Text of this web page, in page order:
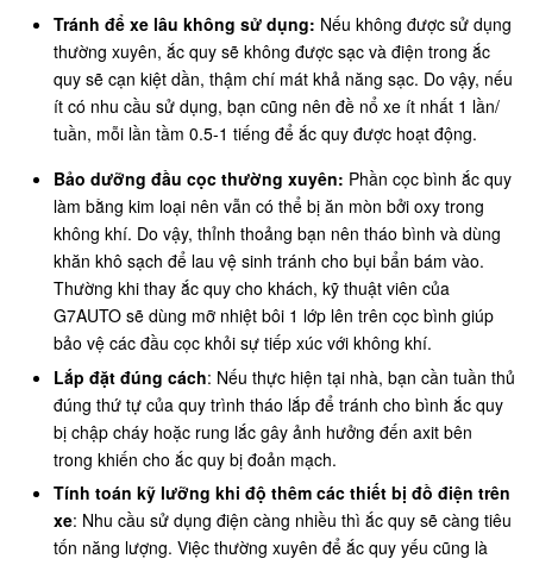
Tránh để xe lâu không sử dụng: Nếu không được sử dụng
thường xuyên, ắc quy sẽ không được sạc và điện trong ắc
quy sẽ cạn kiệt dần, thậm chí mát khả năng sạc. Do vậy, nếu
ít có nhu cầu sử dụng, bạn cũng nên đề nổ xe ít nhất 1 lần/
tuần, mỗi lần tầm 0.5-1 tiếng để ắc quy được hoạt động.
Bảo dưỡng đầu cọc thường xuyên: Phần cọc bình ắc quy
làm bằng kim loại nên vẫn có thể bị ăn mòn bởi oxy trong
không khí. Do vậy, thỉnh thoảng bạn nên tháo bình và dùng
khăn khô sạch để lau vệ sinh tránh cho bụi bẩn bám vào.
Thường khi thay ắc quy cho khách, kỹ thuật viên của
G7AUTO sẽ dùng mỡ nhiệt bôi 1 lớp lên trên cọc bình giúp
bảo vệ các đầu cọc khỏi sự tiếp xúc với không khí.
Lắp đặt đúng cách: Nếu thực hiện tại nhà, bạn cần tuần thủ
đúng thứ tự của quy trình tháo lắp để tránh cho bình ắc quy
bị chập cháy hoặc rung lắc gây ảnh hưởng đến axit bên
trong khiến cho ắc quy bị đoản mạch.
Tính toán kỹ lưỡng khi độ thêm các thiết bị đồ điện trên
xe: Nhu cầu sử dụng điện càng nhiều thì ắc quy sẽ càng tiêu
tốn năng lượng. Việc thường xuyên để ắc quy yếu cũng là